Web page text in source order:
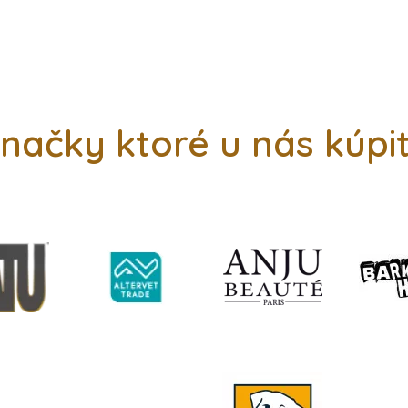
ktoré u nás